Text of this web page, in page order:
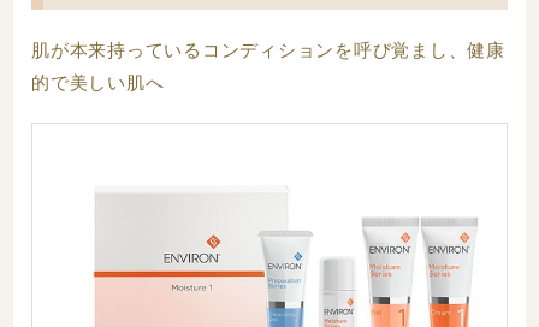
肌が本来持っているコンディションを呼び覚まし、健康
的で美しい肌へ